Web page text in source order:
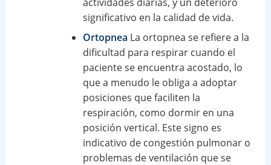
significativo en la calidad de vida.
Ortopnea La ortopnea se refiere a la
dificultad para respirar cuando el
paciente se encuentra acostado, lo
que a menudo le obliga a adoptar
posiciones que faciliten la
respiración, como dormir en una
posición vertical. Este signo es
indicativo de congestión pulmonar o
problemas de ventilación que se